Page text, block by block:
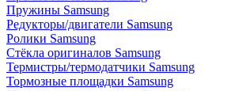
Пружины Samsung
Редукторы/двигатели Samsung
Ролики Samsung
Стёкла оригиналов Samsung
Термистры/термодатчики Samsung
Тормозные площадки Samsung